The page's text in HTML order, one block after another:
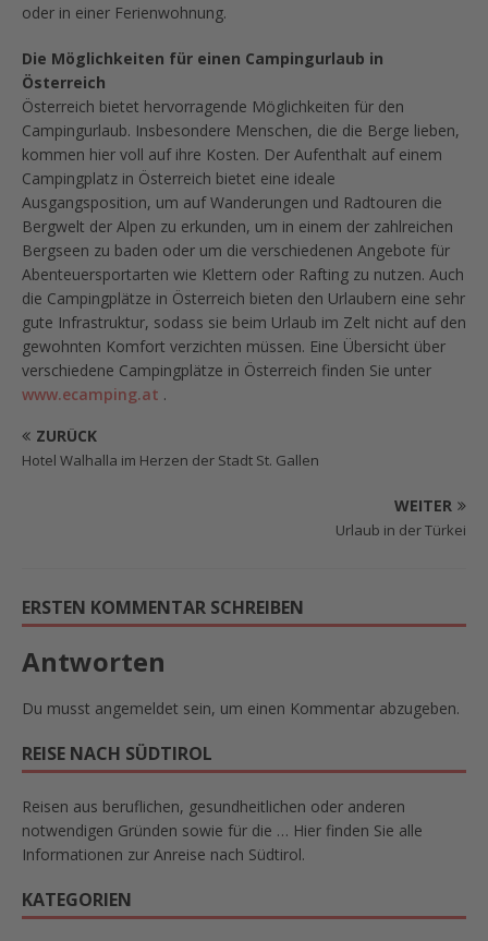
oder in einer Ferienwohnung.
Die Möglichkeiten für einen Campingurlaub in
Österreich
Österreich bietet hervorragende Möglichkeiten für den
Campingurlaub. Insbesondere Menschen, die die Berge lieben,
kommen hier voll auf ihre Kosten. Der Aufenthalt auf einem
Campingplatz in Österreich bietet eine ideale
Ausgangsposition, um auf Wanderungen und Radtouren die
Bergwelt der Alpen zu erkunden, um in einem der zahlreichen
Bergseen zu baden oder um die verschiedenen Angebote für
Abenteuersportarten wie Klettern oder Rafting zu nutzen. Auch
die Campingplätze in Österreich bieten den Urlaubern eine sehr
gute Infrastruktur, sodass sie beim Urlaub im Zelt nicht auf den
gewohnten Komfort verzichten müssen. Eine Übersicht über
verschiedene Campingplätze in Österreich finden Sie unter
www.ecamping.at .
ZURÜCK
Hotel Walhalla im Herzen der Stadt St. Gallen
WEITER
Urlaub in der Türkei
ERSTEN KOMMENTAR SCHREIBEN
Antworten
Du musst angemeldet sein, um einen Kommentar abzugeben.
REISE NACH SÜDTIROL
Reisen aus beruflichen, gesundheitlichen oder anderen
notwendigen Gründen sowie für die … Hier finden Sie alle
Informationen zur Anreise nach Südtirol.
KATEGORIEN